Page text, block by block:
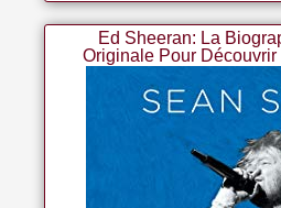
Ed Sheeran: La
Originale Pour